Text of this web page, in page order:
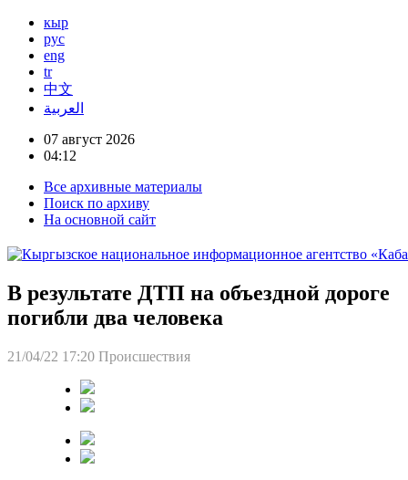
кыр
рус
eng
tr
中文
العربية
07 август 2026
04:12
Все архивные материалы
Поиск по архиву
На основной сайт
В результате ДТП на объездной дороге
погибли два человека
21/04/22 17:20 Происшествия